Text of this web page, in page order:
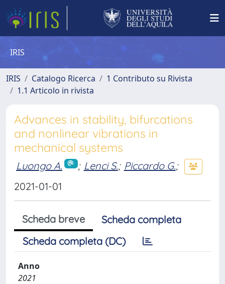
IRIS
IRIS Catalogo Ricerca
1 Contributo su Rivista
1.1 Articolo in rivista
Advances in stability, bifurcations
and nonlinear vibrations in
mechanical systems
Luongo A. ; Lenci S.; Piccardo G.;
2021-01-01
Scheda breve
Scheda completa
Scheda completa (DC)
Anno
2021